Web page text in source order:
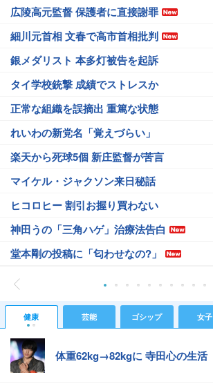
広陵高元監督 保護者に直接謝罪
細川元首相 文春で高市首相批判
銀メダリスト 本多灯被告を起訴
タイ学校銃撃 成績でストレスか
正常な組織を誤摘出 重篤な状態
れいわの新党名「覚えづらい」
楽天から死球5個 新庄監督が苦言
マイケル・ジャクソン来日秘話
ヒコロヒー 割引お握り買わない
神田うの「三角ハゲ」治療法告白
堂本剛の投稿に「匂わせなの?」
健康 芸能 ゴシップ 女子
体重62kg→82kgに 寺田心の生活